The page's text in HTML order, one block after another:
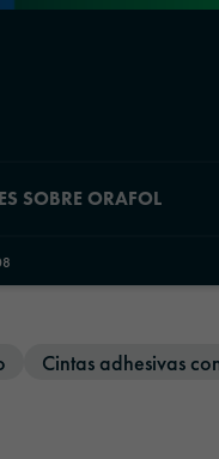
SOBRE ORAFOL
Cintas adhesivas